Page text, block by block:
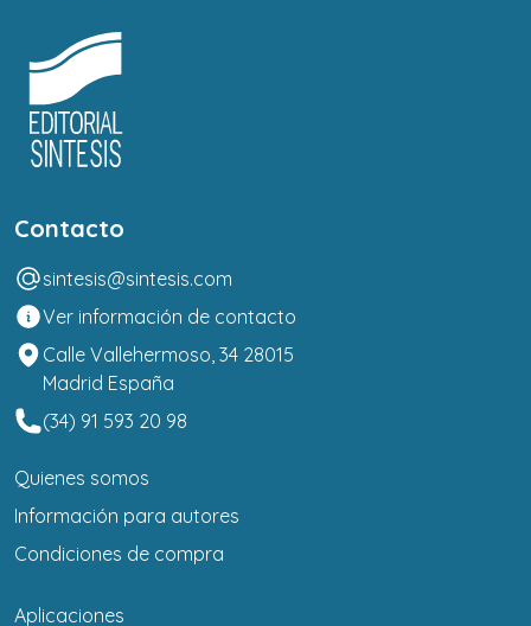
Contacto
sintesis@sintesis.com
Ver información de contacto
Calle Vallehermoso, 34 28015
Madrid España
(34) 91 593 20 98
Quienes somos
Información para autores
Condiciones de compra
Aplicaciones